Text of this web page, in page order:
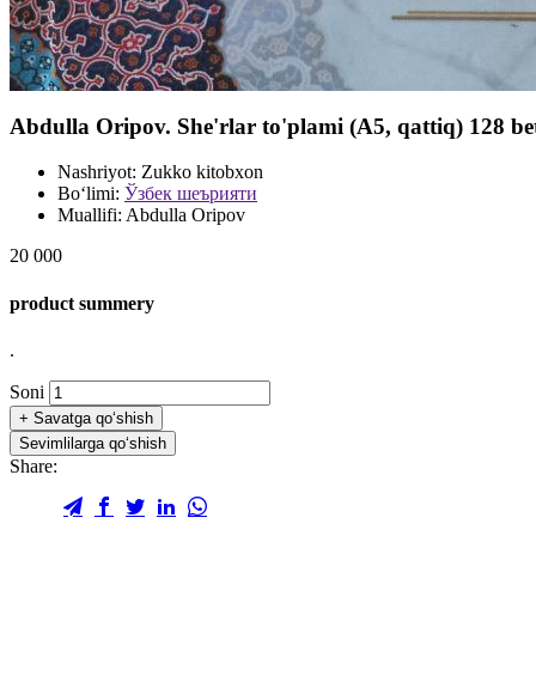
Abdulla Oripov. She'rlar to'plami (А5, qattiq) 128
Nashriyot: Zukko kitobxon
Bo‘limi: Ўзбек шеърияти
Muallifi: Abdulla Oripov
20 000
product summery
.
Soni
+ Savatga qo‘shish
Sevimlilarga qo‘shish
Share: